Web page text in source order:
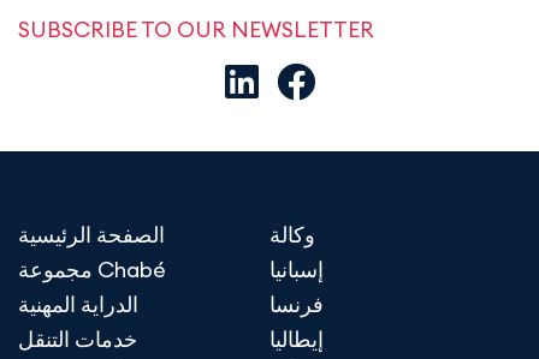
SUBSCRIBE TO OUR NEWSLETTER
الصفحة الرئيسية
مجموعة Chabé
الدراية المهنية
خدمات التنقل
وكالة
إسبانيا
فرنسا
إيطاليا